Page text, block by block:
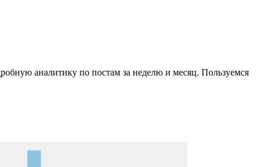
аналитику по постам за неделю и месяц. Пользуемся